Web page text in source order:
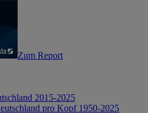
Zum Report
2015-2025
pro Kopf 1950-2025